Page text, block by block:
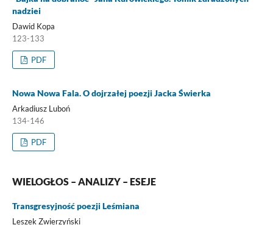
nadziei
Dawid Kopa
123-133
PDF
Nowa Nowa Fala. O dojrzałej poezji Jacka Świerka
Arkadiusz Luboń
134-146
PDF
WIELOGŁOS – ANALIZY – ESEJE
Transgresyjność poezji Leśmiana
Leszek Zwierzyński